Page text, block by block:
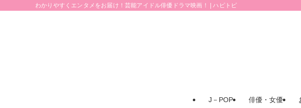
わかりやすくエンタメをお届け！芸能アイドル俳優ドラマ映画！ | ハピトピ
J－POP 俳優・女優